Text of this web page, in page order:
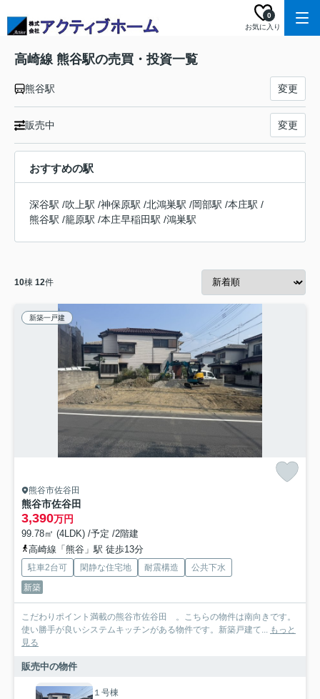
お気に入り
0
高崎線 熊谷駅の売買・投資一覧
熊谷駅 変更
販売中 変更
おすすめの駅
深谷駅 /吹上駅 /神保原駅 /北鴻巣駅 /岡部駅 /本庄駅 /
熊谷駅 /籠原駅 /本庄早稲田駅 /鴻巣駅
10棟 12件
新築一戸建
熊谷市佐谷田
熊谷市佐谷田
3,390万円
99.78㎡ (4LDK) /予定 /2階建
高崎線「熊谷」駅 徒歩13分
駐車2台可 閑静な住宅地 耐震構造
公共下水
新築
こだわりポイント満載の熊谷市佐谷田 。こちらの物件は南向きです。
使い勝手が良いシステムキッチンがある物件です。新築戸建て... もっと
見る
販売中の物件
１号棟